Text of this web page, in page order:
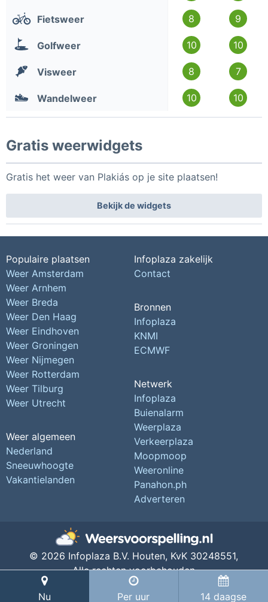
Fietsweer 8 9
Golfweer 10 10
Visweer 8 7
Wandelweer 10 10
Gratis weerwidgets
Gratis het weer van Plakiás op je site plaatsen!
Bekijk de widgets
Nu Per uur 14 daagse
Populaire plaatsen
Weer Amsterdam
Weer Arnhem
Weer Breda
Weer Den Haag
Weer Eindhoven
Weer Groningen
Weer Nijmegen
Weer Rotterdam
Weer Tilburg
Weer Utrecht
Weer algemeen
Nederland
Sneeuwhoogte
Vakantielanden
Infoplaza zakelijk
Contact
Bronnen
Infoplaza
KNMI
ECMWF
Netwerk
Infoplaza
Buienalarm
Weerplaza
Verkeerplaza
Moopmoop
Weeronline
Panahon.ph
Adverteren
© 2026 Infoplaza B.V. Houten, KvK 30248551,
Alle rechten voorbehouden
Privacy Instellingen